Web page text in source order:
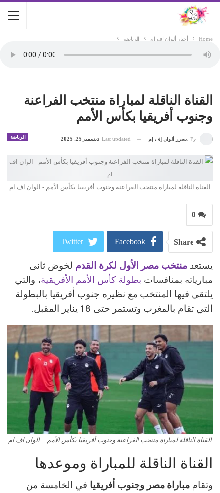
Home أخبار ألوان اف ام الرياضة
القناة الناقلة لمباراة منتخب الفراعنة
وجنوب أفريقيا بكأس الأمم
الرياضة By محرر ألوان إف إم Last updated ديسمبر 25, 2025
القناة الناقلة لمباراة منتخب الفراعنة وجنوب أفريقيا بكأس الأمم - الوان اف ام
0
Share
Facebook
Twitter
Google+
ReddIt
WhatsApp
Pinterest
البريد الالكتروني
يستعد منتخب مصر الأول لكرة القدم لخوض ثانى
مبارياته بمنافسات بطولة كأس الأمم الأفريقية، والتي
يلتقى فيها المنتخب مع نظيره جنوب أفريقيا بالبطولة
التي تقام بالمغرب وتستمر حتى 18 يناير المقبل.
القناة الناقلة لمباراة منتخب الفراعنة وجنوب أفريقيا بكأس الأمم – الوان اف ام
القناة الناقلة للمباراة وموعدها
وتقام مباراة مصر وجنوب أفريقيا في الخامسة من